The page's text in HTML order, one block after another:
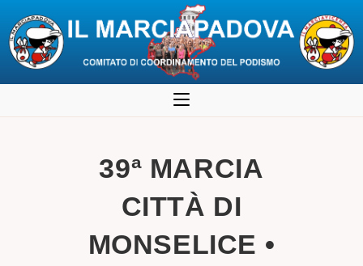
al
39ª MARCIA
CITTÀ DI
MONSELICE •